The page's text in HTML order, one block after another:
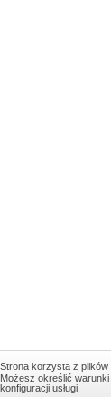
Strona korzysta z plików
Możesz określić
konfiguracji usługi.